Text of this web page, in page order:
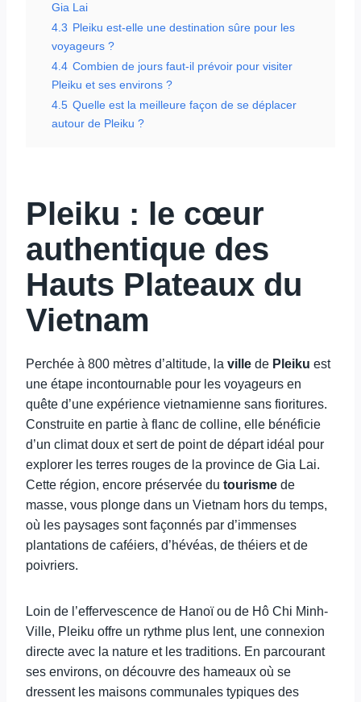
Gia Lai
4.3 Pleiku est-elle une destination sûre pour les
voyageurs ?
4.4 Combien de jours faut-il prévoir pour visiter
Pleiku et ses environs ?
4.5 Quelle est la meilleure façon de se déplacer
autour de Pleiku ?
Pleiku : le cœur
authentique des
Hauts Plateaux du
Vietnam
Perchée à 800 mètres d’altitude, la ville de Pleiku est
une étape incontournable pour les voyageurs en
quête d’une expérience vietnamienne sans fioritures.
Construite en partie à flanc de colline, elle bénéficie
d’un climat doux et sert de point de départ idéal pour
explorer les terres rouges de la province de Gia Lai.
Cette région, encore préservée du tourisme de
masse, vous plonge dans un Vietnam hors du temps,
où les paysages sont façonnés par d’immenses
plantations de caféiers, d’hévéas, de théiers et de
poivriers.
Loin de l’effervescence de Hanoï ou de Hô Chi Minh-
Ville, Pleiku offre un rythme plus lent, une connexion
directe avec la nature et les traditions. En parcourant
ses environs, on découvre des hameaux où se
dressent les maisons communales typiques des